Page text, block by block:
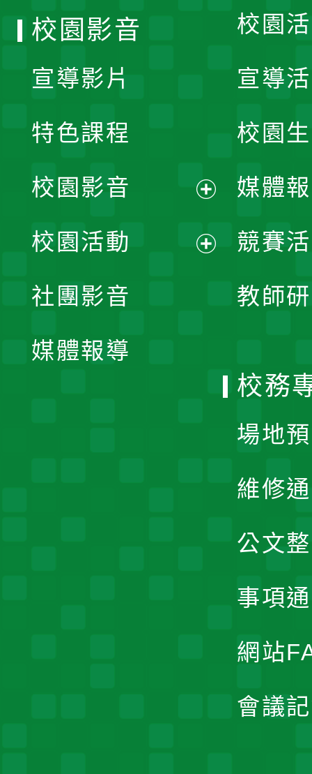
校園
宣導
校園
媒體
競賽
教師
校園影音
宣導影片
特色課程
校園影音
開
校園活動
社團影音
媒體報導
校務
場地
維修
公文
事項
網站
會議